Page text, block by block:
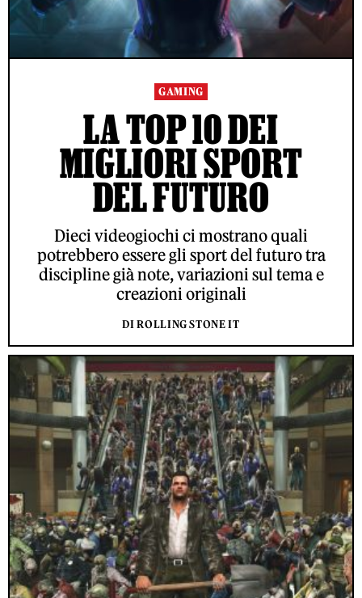
GAMING
LA TOP 10 DEI
MIGLIORI SPORT
DEL FUTURO
Dieci videogiochi ci mostrano quali
potrebbero essere gli sport del futuro tra
discipline già note, variazioni sul tema e
creazioni originali
DI ROLLING STONE IT